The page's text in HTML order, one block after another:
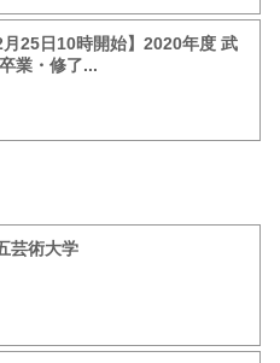
月25日10時開始】2020年度 武
業・修了...
芸術大学